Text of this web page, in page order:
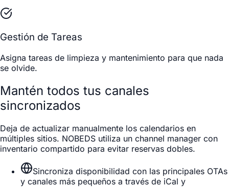
Gestión de Tareas
Asigna tareas de limpieza y mantenimiento para que nada
se olvide.
Mantén todos tus canales
sincronizados
Deja de actualizar manualmente los calendarios en
múltiples sitios. NOBEDS utiliza un channel manager con
inventario compartido para evitar reservas dobles.
Sincroniza disponibilidad con las principales OTAs
y canales más pequeños a través de iCal y